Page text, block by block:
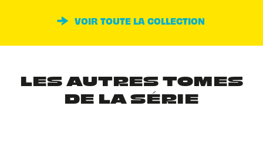
VOIR TOUTE LA COLLECTION
LES AUTRES TOMES
DE LA SÉRIE